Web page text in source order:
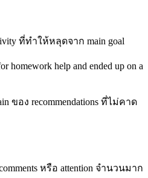
ที่ทำให้หลุดจาก main goal
homework help and ended up on a
ของ recommendations ที่ไม่คาด
หรือ attention จำนวนมาก